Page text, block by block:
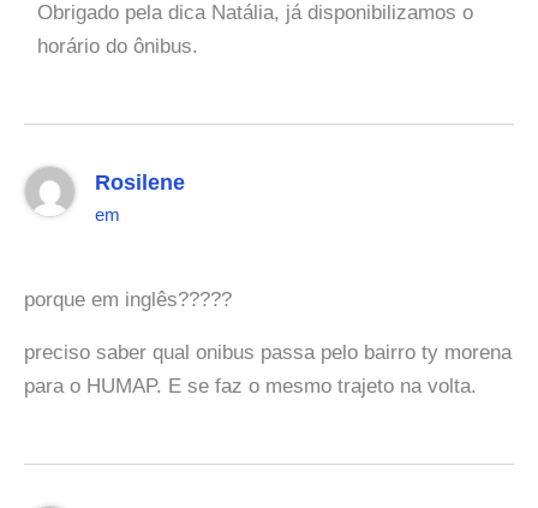
Obrigado pela dica Natália, já disponibilizamos o
horário do ônibus.
Rosilene
em
porque em inglês?????
preciso saber qual onibus passa pelo bairro ty morena
para o HUMAP. E se faz o mesmo trajeto na volta.